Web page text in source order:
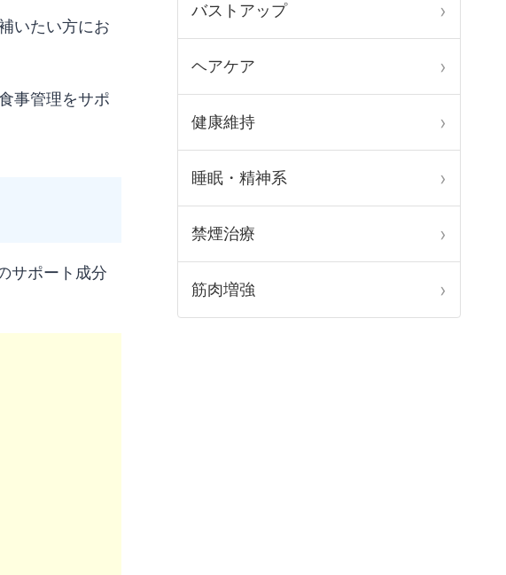
いたい方にお
事管理をサポ
サポート成分
バストアップ
ヘアケア
健康維持
睡眠・精神系
禁煙治療
筋肉増強